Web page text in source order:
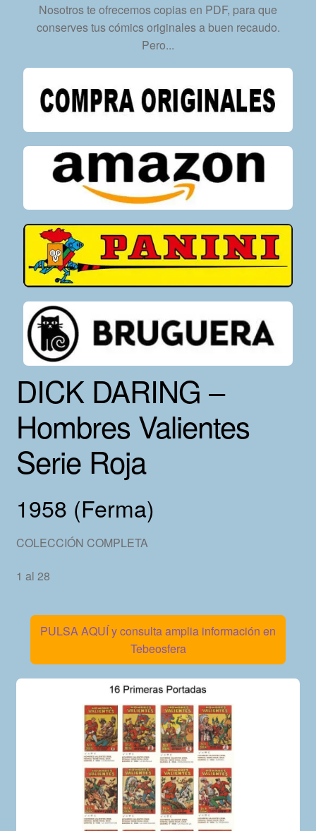
Tebeos
Descarga
Inmediata
cantidad
Nosotros te ofrecemos copias en PDF, para que
conserves tus cómics originales a buen recaudo.
Pero...
DICK DARING –
Hombres Valientes
Serie Roja
1958 (Ferma)
COLECCIÓN COMPLETA
1 al 28
PULSA AQUÍ y consulta amplia información en
Tebeosfera